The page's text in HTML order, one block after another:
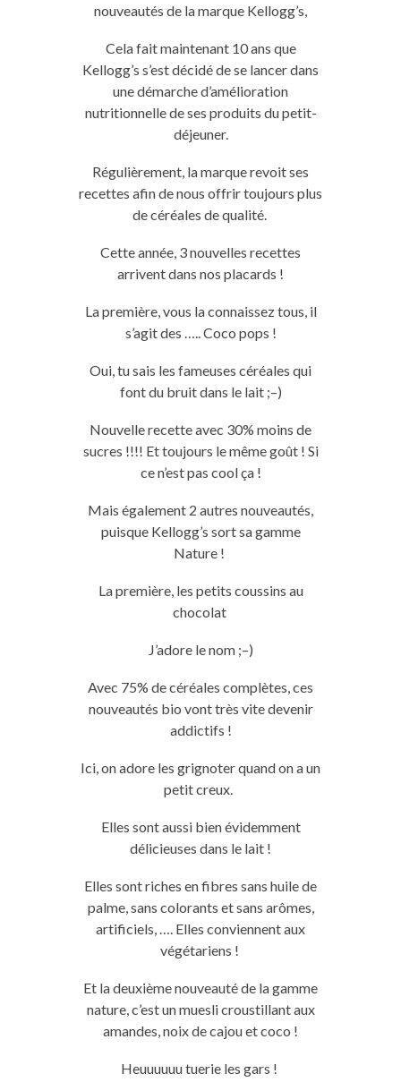
nouveautés de la marque Kellogg’s,
Cela fait maintenant 10 ans que
Kellogg’s s’est décidé de se lancer dans
une démarche d’amélioration
nutritionnelle de ses produits du petit-
déjeuner.
Régulièrement, la marque revoit ses
recettes afin de nous offrir toujours plus
de céréales de qualité.
Cette année, 3 nouvelles recettes
arrivent dans nos placards !
La première, vous la connaissez tous, il
s’agit des …..Coco pops !
Oui, tu sais les fameuses céréales qui
font du bruit dans le lait ;–)
Nouvelle recette avec 30% moins de
sucres !!!! Et toujours le même goût ! Si
ce n’est pas cool ça !
Mais également 2 autres nouveautés,
puisque Kellogg’s sort sa gamme
Nature !
La première, les petits coussins au
chocolat
J’adore le nom ;–)
Avec 75% de céréales complètes, ces
nouveautés bio vont très vite devenir
addictifs !
Ici, on adore les grignoter quand on a un
petit creux.
Elles sont aussi bien évidemment
délicieuses dans le lait !
Elles sont riches en fibres sans huile de
palme, sans colorants et sans arômes,
artificiels, …. Elles conviennent aux
végétariens !
Et la deuxième nouveauté de la gamme
nature, c’est un muesli croustillant aux
amandes, noix de cajou et coco !
Heuuuuuutuerie les gars !